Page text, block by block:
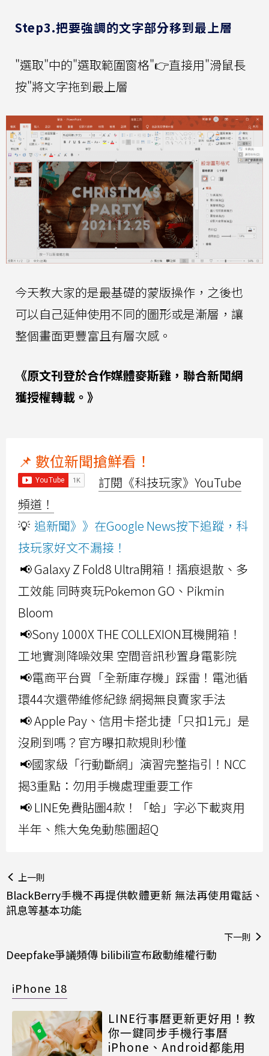
Step3.把要強調的文字部分移到最上層
"選取"中的"選取範圍窗格"👉直接用"滑鼠長
按"將文字拖到最上層
今天教大家的是最基礎的蒙版操作，之後也
可以自己延伸使用不同的圖形或是漸層，讓
整個畫面更豐富且有層次感。
《原文刊登於合作媒體麥斯雞，聯合新聞網
獲授權轉載。》
📌 數位新聞搶鮮看！
訂閱《科技玩家》YouTube
頻道！
💡 追新聞》》在Google News按下追蹤，科
技玩家好文不漏接！
📢 Galaxy Z Fold8 Ultra開箱！摺痕退散、多
工效能 同時爽玩Pokemon GO、Pikmin
Bloom
📢Sony 1000X THE COLLEXION耳機開箱！
工地實測降噪效果 空間音訊秒置身電影院
📢電商平台買「全新庫存機」踩雷！電池循
環44次還帶維修紀錄 網揭無良賣家手法
📢 Apple Pay、信用卡搭北捷「只扣1元」是
沒刷到嗎？官方曝扣款規則秒懂
📢國家級「行動斷網」演習完整指引！NCC
揭3重點：勿用手機處理重要工作
📢 LINE免費貼圖4款！「蛤」字必下載爽用
半年、熊大兔兔動態圖超Q
上一則
BlackBerry手機不再提供軟體更新 無法再使用電話、
訊息等基本功能
下一則
Deepfake爭議頻傳 bilibili宣布啟動維權行動
iPhone 18
LINE行事曆更新更好用！教
你一鍵同步手機行事曆
iPhone、Android都能用